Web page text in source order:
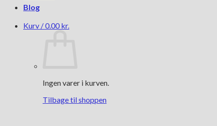
Blog
Kurv /0.00 kr.
Ingen varer i kurven.
Tilbage til shoppen